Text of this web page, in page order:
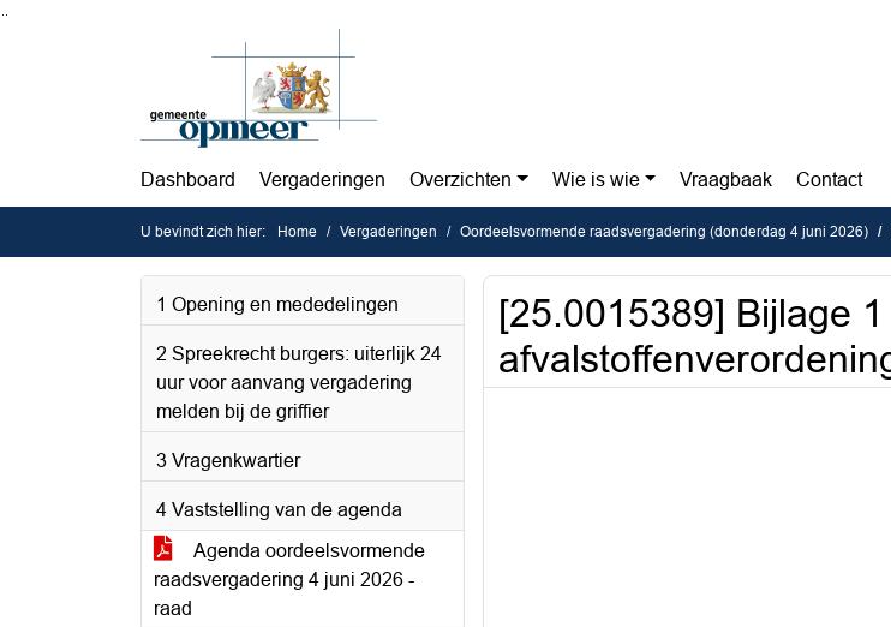
Dashboard Vergaderingen Overzichten Wie is wie Vraagbaak Contact
U bevindt zich hier: Home Vergaderingen Oordeelsvormende raadsvergadering (donderdag 4 juni 2026)
1 Opening en mededelingen
2 Spreekrecht burgers: uiterlijk 24
uur voor aanvang vergadering
melden bij de griffier
3 Vragenkwartier
4 Vaststelling van de agenda
Agenda oordeelsvormende
raadsvergadering 4 juni 2026 -
raad
[25.0015389] Bijlage